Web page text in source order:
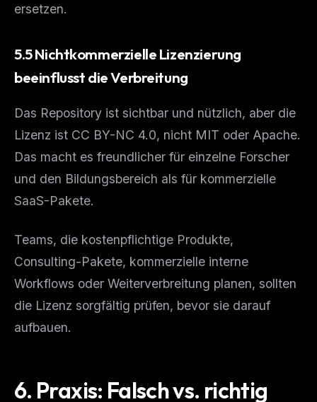
ersetzen.
5.5 Nichtkommerzielle Lizenzierung
beeinflusst die Verbreitung
Das Repository ist sichtbar und nützlich, aber die
Lizenz ist CC BY-NC 4.0, nicht MIT oder Apache.
Das macht es freundlicher für einzelne Forscher
und den Bildungsbereich als für kommerzielle
SaaS-Pakete.
Teams, die kostenpflichtige Produkte,
Consulting-Pakete, kommerzielle interne
Workflows oder Weiterverbreitung planen, sollten
die Lizenz sorgfältig prüfen, bevor sie darauf
aufbauen.
6. Praxis: Falsch vs. richtig